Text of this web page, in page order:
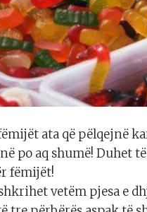
ata që pëlqejnë
po aq shumë! Duhet
fëmijët!
vetëm pjesa e